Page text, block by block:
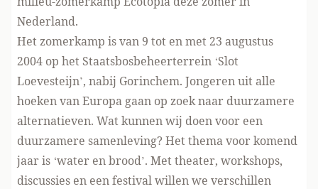
Nederland.
Het zomerkamp is van 9 tot en met 23 augustus
2004 op het Staatsbosbeheerterrein ‘Slot
Loevesteijn’, nabij Gorinchem. Jongeren uit alle
hoeken van Europa gaan op zoek naar duurzamere
alternatieven. Wat kunnen wij doen voor een
duurzamere samenleving? Het thema voor komend
jaar is ‘water en brood’. Met theater, workshops,
discussies en een festival willen we verschillen